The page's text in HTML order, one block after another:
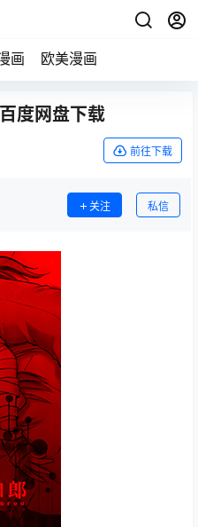
画 欧美漫画
度网盘下载
前往下载
关注 私信